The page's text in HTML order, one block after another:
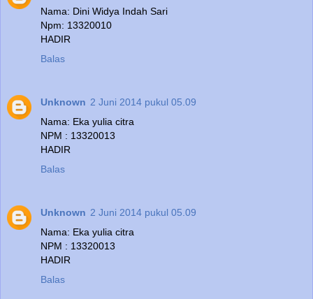
Nama: Dini Widya Indah Sari
Npm: 13320010
HADIR
Balas
Unknown 2 Juni 2014 pukul 05.09
Nama: Eka yulia citra
NPM : 13320013
HADIR
Balas
Unknown 2 Juni 2014 pukul 05.09
Nama: Eka yulia citra
NPM : 13320013
HADIR
Balas